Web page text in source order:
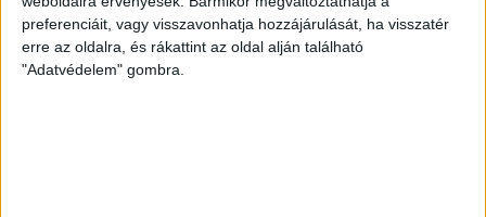
preferenciáit, vagy visszavonhatja hozzájárulását, ha visszatér
erre az oldalra, és rákattint az oldal alján található
"Adatvédelem" gombra.